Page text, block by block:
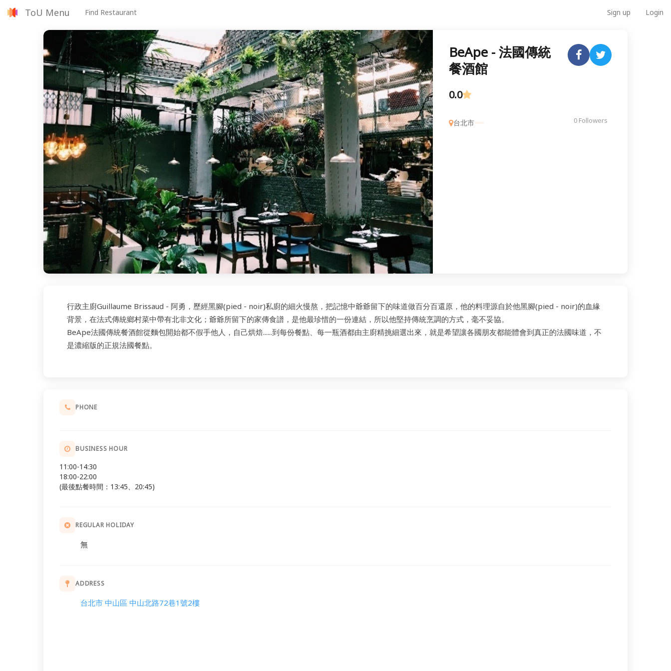
ToU Menu Find Restaurant Sign up Login
BeApe - 法國傳統
餐酒館
0.0
台北市 0 Followers
行政主廚Guillaume Brissaud - 阿勇，歷經黑腳(pied - noir)私廚的細火慢熬，把記憶中爺爺留下的味道做百分百還原，他的料理源自於他黑腳(pied - noir)的血緣
背景，在法式傳統鄉村菜中帶有北非文化；爺爺所留下的家傳食譜，是他最珍惜的一份連結，所以他堅持傳統烹調的方式，毫不妥協。
BeApe法國傳統餐酒館從麵包開始都不假手他人，自己烘焙......到每份餐點、每一瓶酒都由主廚精挑細選出來，就是希望讓各國朋友都能體會到真正的法國味道，不
是濃縮版的正規法國餐點。
PHONE
BUSINESS HOUR
11:00-14:30
18:00-22:00
(最後點餐時間：13:45、20:45)
REGULAR HOLIDAY
無
ADDRESS
台北市 中山區 中山北路72巷1號2樓